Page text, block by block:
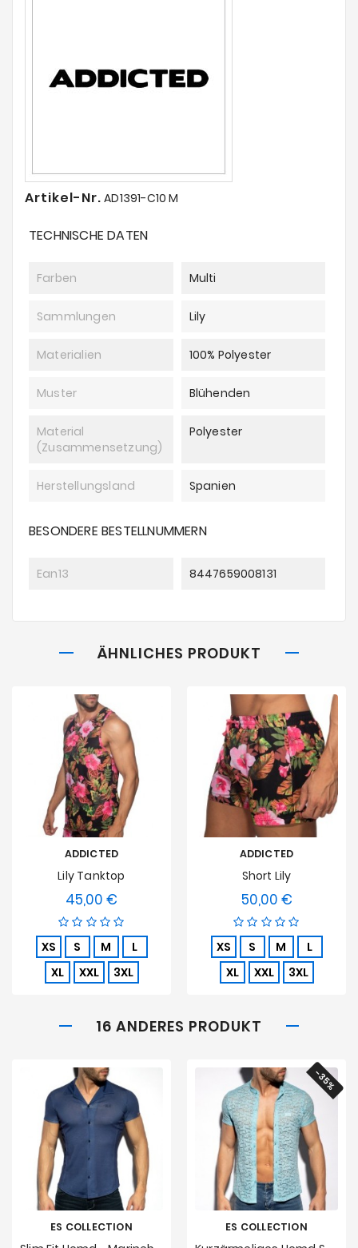
Artikel-Nr. AD1391-C10 M
TECHNISCHE DATEN
Farben Multi
Sammlungen Lily
Materialien 100% Polyester
Muster Blühenden
Material
(Zusammensetzung)
Polyester
Herstellungsland Spanien
BESONDERE BESTELLNUMMERN
Ean13 8447659008131
ÄHNLICHES PRODUKT
ADDICTED
Lily Tanktop
45,00 €
XS S M
L
XL
XXL 3XL
ADDICTED
Short Lily
50,00 €Preis
XS S M
L
XL
XXL 3XL
16 ANDERES PRODUKT
ES COLLECTION
-35%
ES COLLECTION